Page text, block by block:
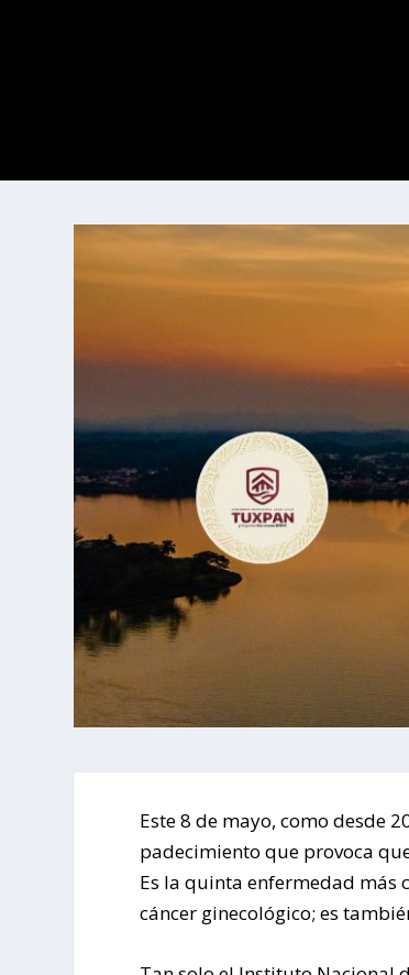
Este 8 de mayo, como desde
padecimiento que provoca
Es la quinta enfermedad más
cáncer ginecológico; es